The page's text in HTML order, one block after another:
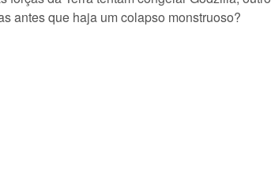
antes que haja um colapso monstruoso?